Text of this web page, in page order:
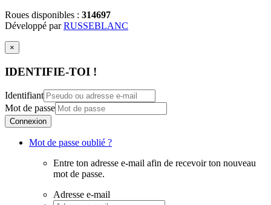
Roues disponibles : 314697
Développé parRUSSEBLANC
×
IDENTIFIE-TOI !
Identifiant
Mot de passe
Connexion
Mot de passe oublié ?
Entre ton adresse e-mail afin de recevoir ton nouveau
mot de passe.
Adresse e-mail